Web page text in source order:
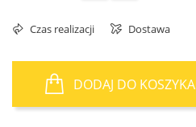
Czas realizacji Dostawa
DODAJ DO KOSZYKA